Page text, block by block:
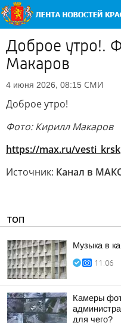
Доброе утро!.
Макаров
4 июня 2026, 08:15 СМИ
Доброе утро!
Фото: Кирилл Макаров
https://max.ru/vesti_krsk
Источник: Канал в
ТОП
Музыка в
11:06
Камеры
для чего?